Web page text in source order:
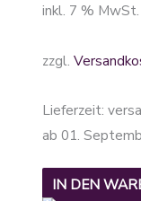
inkl. 7 % MwSt.
zzgl.
Lieferzeit:
ab 01.
IN DEN